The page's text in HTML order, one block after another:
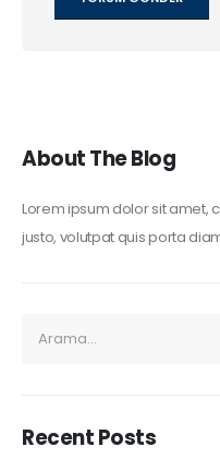
About The Blog
Lorem ipsum dolor sit amet,
justo, volutpat quis porta
Recent Posts